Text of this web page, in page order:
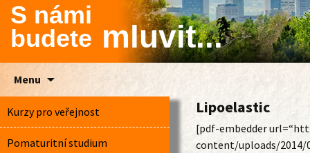
S námi
budete mluvit...
Menu
content
Kurzy pro veřejnost
Pomaturitní studium
Lipoelastic
[pdf-embedder
content/uploads/